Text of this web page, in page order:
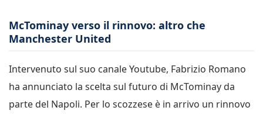
McTominay verso il rinnovo: altro che
Manchester United
Intervenuto sul suo canale Youtube, Fabrizio Romano
ha annunciato la scelta sul futuro di McTominay da
parte del Napoli. Per lo scozzese è in arrivo un rinnovo